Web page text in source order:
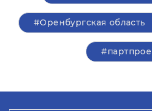
#Оренбургская область